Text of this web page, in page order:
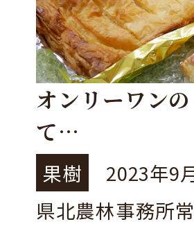
オンリーワン
て
～JA常陸大子
慈りんご」ブ
～
果樹
2023年9
県北農林事務所